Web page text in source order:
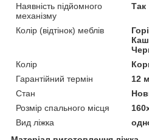
Наявність підйомного
механізму
Так
Колір (відтінок) меблів
Колір
Гарантійний термін
12
Стан
Розмір спального місця
Вид ліжка